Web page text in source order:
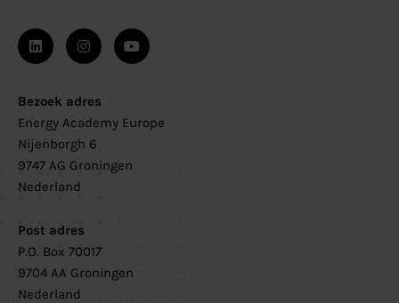
Bezoek adres
Energy Academy Europe
Nijenborgh 6
9747 AG Groningen
Nederland
Post adres
P.O. Box 70017
9704 AA Groningen
Nederland